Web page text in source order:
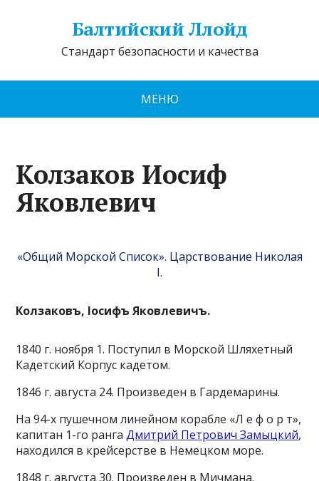
Балтийский Ллойд
Стандарт безопасности и качества
МЕНЮ
Колзаков Иосиф
Яковлевич
«Общий Морской Список». Царствование Николая
I.
Колзаковъ, Іосифъ Яковлевичъ.
1840 г. ноября 1. Поступил в Морской Шляхетный
Кадетский Корпус кадетом.
1846 г. августа 24. Произведен в Гардемарины.
На 94-х пушечном линейном корабле «Л е ф о р т»,
капитан 1-го рангаДмитрий Петрович Замыцкий,
находился в крейсерстве в Немецком море.
1848 г. августа 30. Произведен в Мичмана.